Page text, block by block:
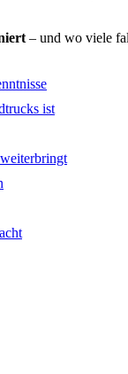
– und wo viele
ist